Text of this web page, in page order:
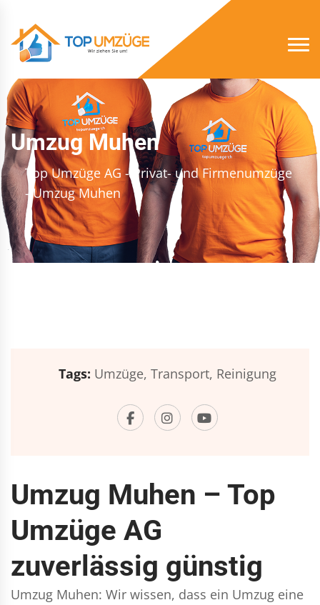
Umzug Muhen
Top Umzüge AG - Privat- und Firmenumzüge
- Umzug Muhen
Tags: Umzüge, Transport, Reinigung
Umzug Muhen – Top
Umzüge AG
zuverlässig günstig
Umzug Muhen: Wir wissen, dass ein Umzug eine